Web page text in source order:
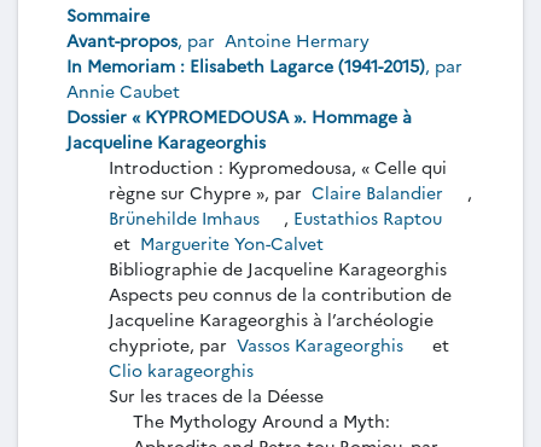
Sommaire
Avant-propos, par Antoine Hermary
In Memoriam : Elisabeth Lagarce (1941-2015), par
Annie Caubet
Dossier « KYPROMEDOUSA ». Hommage à
Jacqueline Karageorghis
Introduction : Kypromedousa, « Celle qui
règne sur Chypre », par Claire Balandier
,
Brünehilde Imhaus
, Eustathios Raptou
et Marguerite Yon-Calvet
Bibliographie de Jacqueline Karageorghis
Aspects peu connus de la contribution de
Jacqueline Karageorghis à l’archéologie
chypriote, par Vassos Karageorghis
et
Clio karageorghis
Sur les traces de la Déesse
The Mythology Around a Myth: